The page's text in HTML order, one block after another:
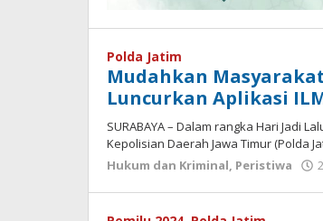
Polda Jatim
Mudahkan
Luncurkan Aplikasi
SURABAYA – Dalam rangka Hari Jadi
Kepolisian Daerah Jawa Timur (Polda
Hukum dan Kriminal, Peristiwa